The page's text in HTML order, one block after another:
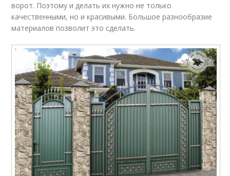
ворот. Поэтому и делать их нужно не только
качественными, но и красивыми. Большое разнообразие
материалов позволит это сделать.